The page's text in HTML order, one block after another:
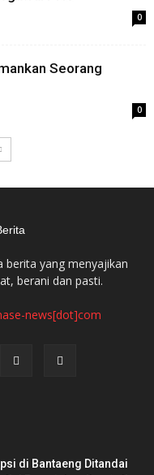
0
Seorang
0
berita yang menyajikan
berani dan pasti.
news[dot]com
di Bantaeng Ditandai